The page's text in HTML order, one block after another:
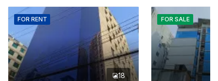
FOR RENT
18
FOR SALE